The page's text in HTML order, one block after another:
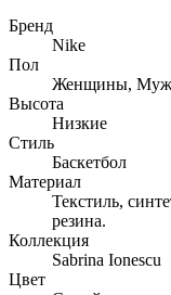
Бренд
Nike
Пол
Женщины,
Высота
Низкие
Стиль
Баскетбол
Материал
Текстиль,
резина.
Коллекция
Sabrina Ionescu
Цвет